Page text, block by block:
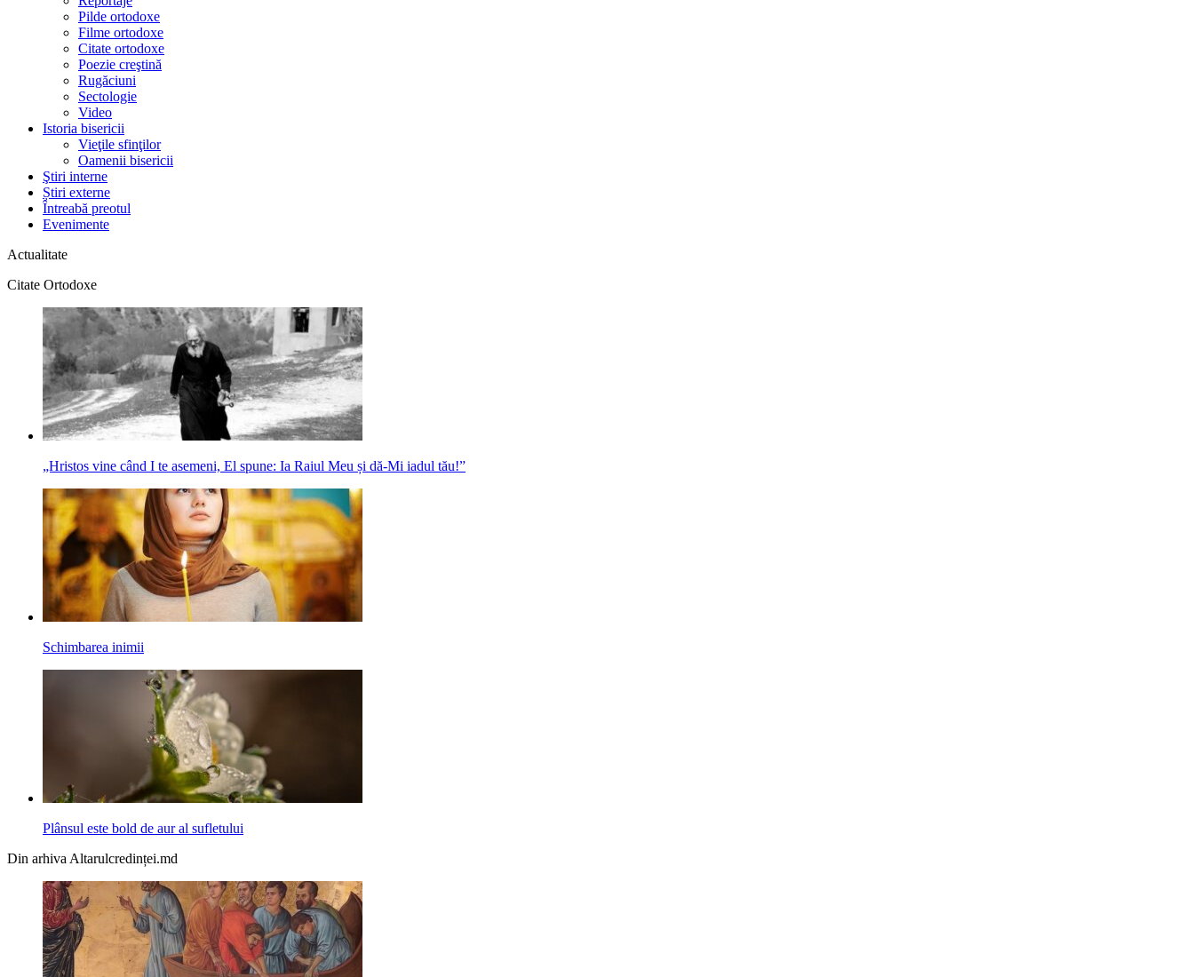
Pilde ortodoxe
Filme ortodoxe
Citate ortodoxe
Poezie creştină
Rugăciuni
Sectologie
Video
Istoria bisericii
Vieţile sfinţilor
Oamenii bisericii
Ştiri interne
Știri externe
Întreabă preotul
Evenimente
Actualitate
Citate Ortodoxe
„Hristos vine când I te asemeni, El spune: Ia Raiul Meu și dă‑Mi iadul tău!”
Schimbarea inimii
Plânsul este bold de aur al sufletului
Din arhiva Altarulcredinței.md